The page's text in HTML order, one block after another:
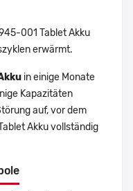
001 Tablet Akku
erwärmt.
in einige Monate
Kapazitäten
auf, vor dem
Akku vollständig